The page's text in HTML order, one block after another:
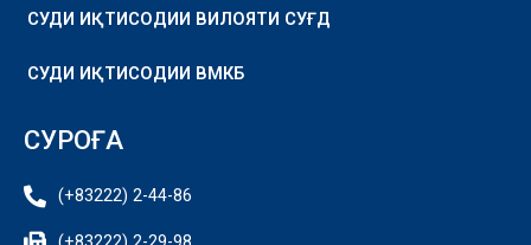
СУДИ ИҚТИСОДИИ ВИЛОЯТИ СУҒД
СУДИ ИҚТИСОДИИ ВМКБ
СУРОҒА
(+83222) 2-44-86